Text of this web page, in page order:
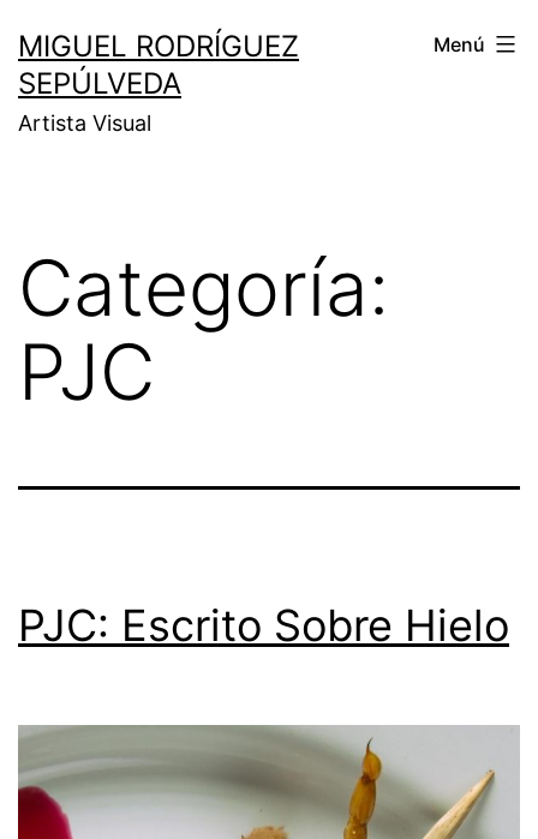
MIGUEL RODRÍGUEZ
SEPÚLVEDA
Artista Visual
Menú
Categoría:
PJC
PJC: Escrito Sobre Hielo